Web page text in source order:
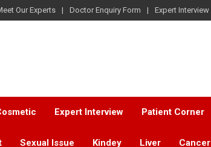
Our Experts Doctor Enquiry Form Expert Interview
Expert Interview Patient Corner
Sexual Issue Kindey Liver Cancer